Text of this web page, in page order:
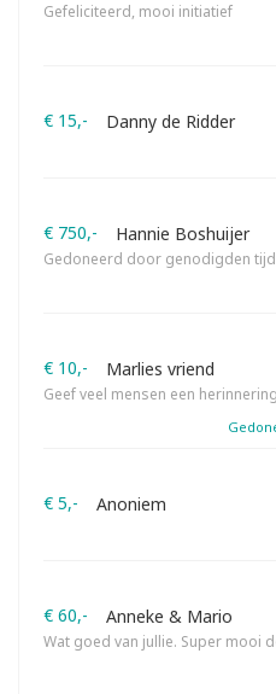
Gefeliciteerd, mooi initiatief
€ 15,- Danny de Ridder
€ 750,- Hannie Boshuijer
Gedoneerd door genodigden
€ 10,- Marlies vriend
Geef veel mensen een
€ 5,- Anoniem
€ 60,- Anneke & Mario
Wat goed van jullie. Super mooi